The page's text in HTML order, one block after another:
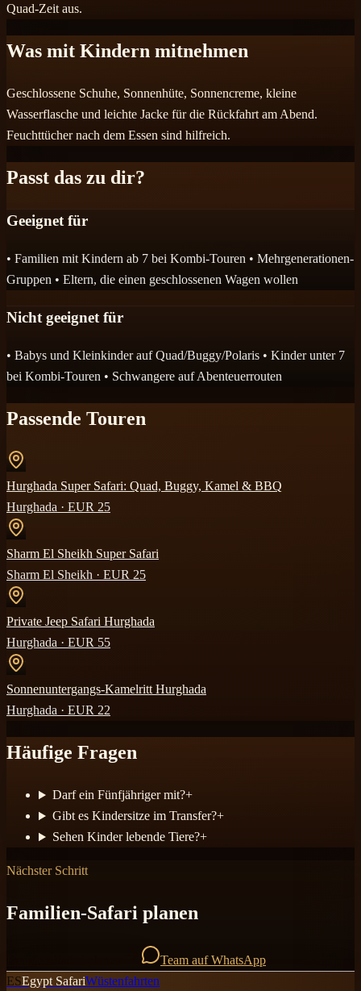
Quad-Zeit aus.
Was mit Kindern mitnehmen
Geschlossene Schuhe, Sonnenhüte, Sonnencreme, kleine
Wasserflasche und leichte Jacke für die Rückfahrt am Abend.
Feuchttücher nach dem Essen sind hilfreich.
Passt das zu dir?
Geeignet für
• Familien mit Kindern ab 7 bei Kombi-Touren • Mehrgenerationen-
Gruppen • Eltern, die einen geschlossenen Wagen wollen
Nicht geeignet für
• Babys und Kleinkinder auf Quad/Buggy/Polaris • Kinder unter 7
bei Kombi-Touren • Schwangere auf Abenteuerrouten
Passende Touren
Hurghada Super Safari: Quad, Buggy, Kamel & BBQ
Hurghada · EUR 25
Sharm El Sheikh Super Safari
Sharm El Sheikh · EUR 25
Private Jeep Safari Hurghada
Hurghada · EUR 55
Sonnenuntergangs-Kamelritt Hurghada
Hurghada · EUR 22
Häufige Fragen
Darf ein Fünfjähriger mit?+
Gibt es Kindersitze im Transfer?+
Sehen Kinder lebende Tiere?+
Nächster Schritt
Familien-Safari planen
Team auf WhatsApp
ESEgypt SafariWüstenfahrten